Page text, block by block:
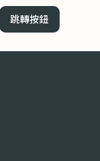
跳轉按鈕